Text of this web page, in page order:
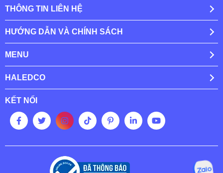
THÔNG TIN LIÊN HỆ
HƯỚNG DẪN VÀ CHÍNH SÁCH
MENU
HALEDCO
KẾT NỐI